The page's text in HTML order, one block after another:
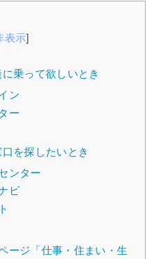
表示]
乗って欲しいとき
ン
ー
を探したいとき
ンター
ビ
ージ「仕事・住まい・生